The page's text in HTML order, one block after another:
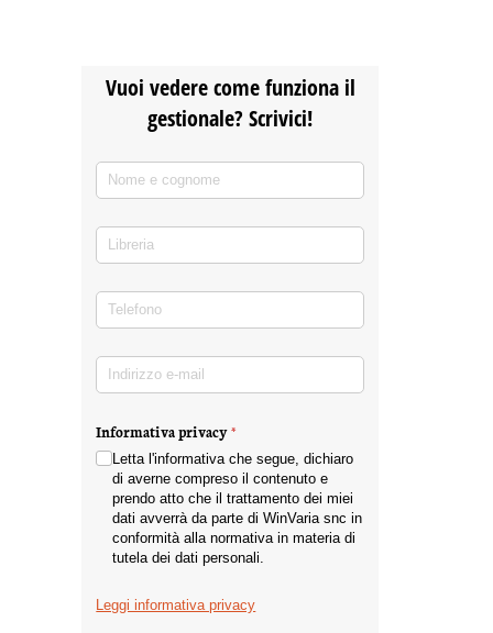
Vuoi vedere come funziona il
gestionale? Scrivici!
Nome e cognome
Libreria
Telefono
Indirizzo e-mail(richiesto)
Informativa privacy*
(richiesto)
Letta l'informativa che segue, dichiaro
di averne compreso il contenuto e
prendo atto che il trattamento dei miei
dati avverrà da parte di WinVaria snc in
conformità alla normativa in materia di
tutela dei dati personali.
Leggi informativa privacy